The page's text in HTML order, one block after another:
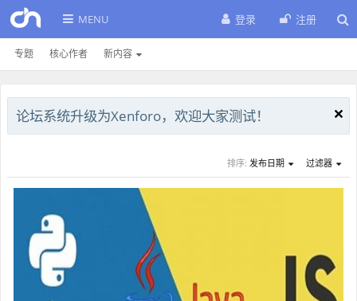
MENU
专题 核心作者 新内容
登录 注册
论坛系统升级为Xenforo，欢迎大家测试！
排序: 发布日期 过滤器